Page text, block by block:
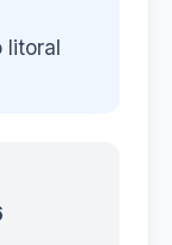
litoral